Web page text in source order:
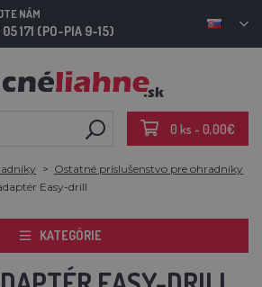
NÁM
171 (PO-PIA 9-15)
0 ks - 0,00€
Ostatné príslušenstvo pre ohradníky
Easy-drill
KATEGÓRIE